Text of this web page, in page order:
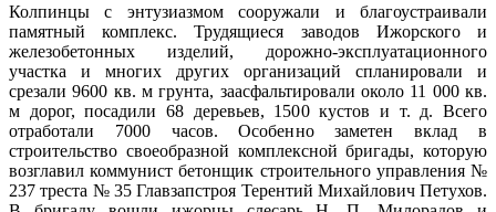
Колпинцы с энтузиазмом сооружали и благоустраивали
памятный комплекс. Трудящиеся заводов Ижорского и
железобетонных изделий, дорожно-эксплуатационного
участка и многих других организаций спланировали и
срезали 9600 кв. м грунта, заасфальтировали около 11 000 кв.
м дорог, посадили 68 деревьев, 1500 кустов и т. д. Всего
отработали 7000 часов. Особенно заметен вклад в
строительство своеобразной комплексной бригады, которую
возглавил коммунист бетонщик строительного управления №
237 треста № 35 Главзапстроя Терентий Михайлович Петухов.